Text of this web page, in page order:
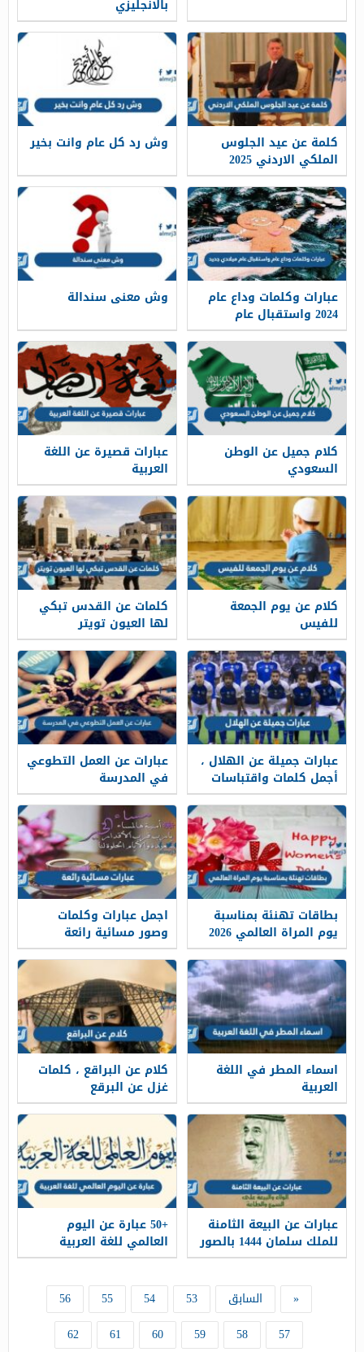
بالانجليزي
كلمة عن عيد الجلوس
الملكي الاردني 2025
جاهزة للطباعة
وش رد كل عام وانت بخير
عبارات وكلمات وداع عام
2024 واستقبال عام
ميلادي جديد 2025
وش معنى سندالة
كلام جميل عن الوطن
السعودي
عبارات قصيرة عن اللغة
العربية
كلام عن يوم الجمعة
للفيس
كلمات عن القدس تبكي
لها العيون تويتر
عبارات جميلة عن الهلال ،
أجمل كلمات واقتباسات
وصور عن نادي الهلال
عبارات عن العمل التطوعي
في المدرسة
بطاقات تهنئة بمناسبة
يوم المراة العالمي 2026
اجمل عبارات وكلمات
وصور مسائية رائعة
اسماء المطر في اللغة
العربية
كلام عن البراقع ، كلمات
غزل عن البرقع
عبارات عن البيعة الثامنة
للملك سلمان 1444 بالصور
+50 عبارة عن اليوم
العالمي للغة العربية
« السابق 53
54
55
56
57
58
59
60
61
62